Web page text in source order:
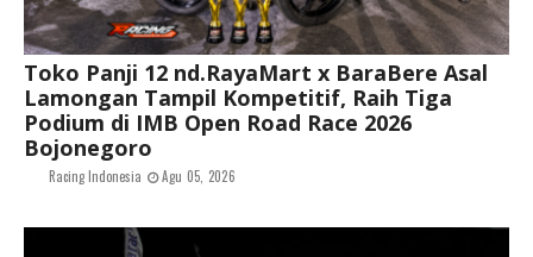
Toko Panji 12 nd.RayaMart x BaraBere Asal
Lamongan Tampil Kompetitif, Raih Tiga
Podium di IMB Open Road Race 2026
Bojonegoro
Racing Indonesia Agu 05, 2026